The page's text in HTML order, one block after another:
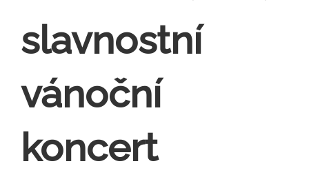
slavnostní
vánoční
koncert